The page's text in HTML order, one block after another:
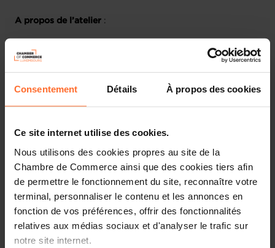
Consentement Détails À propos des cookies
Ce site internet utilise des cookies.
Nous utilisons des cookies propres au site de la
Chambre de Commerce ainsi que des cookies tiers afin
de permettre le fonctionnement du site, reconnaître votre
terminal, personnaliser le contenu et les annonces en
fonction de vos préférences, offrir des fonctionnalités
relatives aux médias sociaux et d'analyser le trafic sur
notre site internet.
A propos de l’atelier :
Saviez-vous que le numérique émet plus de gaz à effet de
serre que la flotte mondiale de camions ? Cet atelier a
numérique et à l’impact environnemental de leur choix.
responsabilité.
Plan de la session:
1. Comprendre les impacts – extrait de la fresque du
Numérique
2. Comprendre le contexte légal – notamment ESG